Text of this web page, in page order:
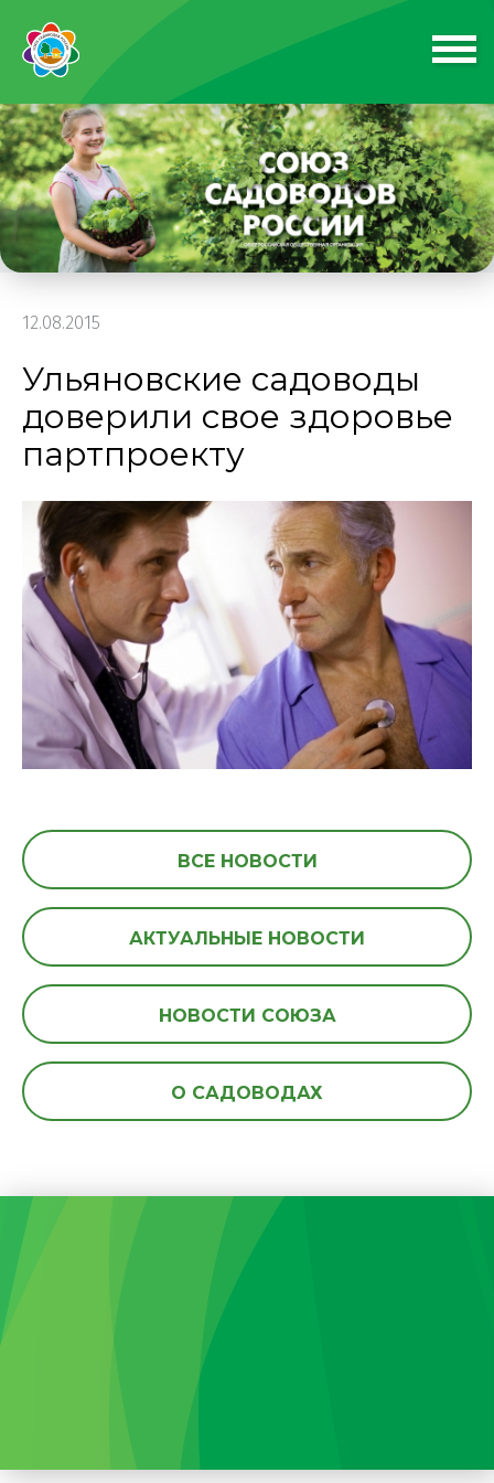
12.08.2015
Ульяновские садоводы
доверили свое здоровье
партпроекту
ВСЕ НОВОСТИ
АКТУАЛЬНЫЕ НОВОСТИ
НОВОСТИ СОЮЗА
О САДОВОДАХ